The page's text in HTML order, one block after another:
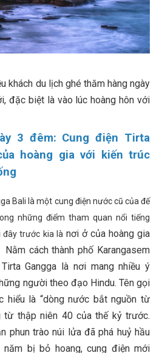
khách du lịch ghé thăm hàng ngày
đặc biệt là vào lúc hoàng hôn với
3 đêm: Cung điện Tirta
hoàng gia với kiến trúc
Bali là một cung điện nước cũ của đế
những điểm tham quan nổi tiếng
đây trước kia lànơi ở của hoàng gia
cách thành phố Karangasem
Gangga là nơi mang nhiều ý
người theo đạo Hindu. Tên gọi
hiểu là “dòng nước bắt nguồn từ
từ thập niên 40 của thế kỷ trước.
phun trào núi lửa đã phá huỷ hầu
năm bị bỏ hoang, cung điện mới